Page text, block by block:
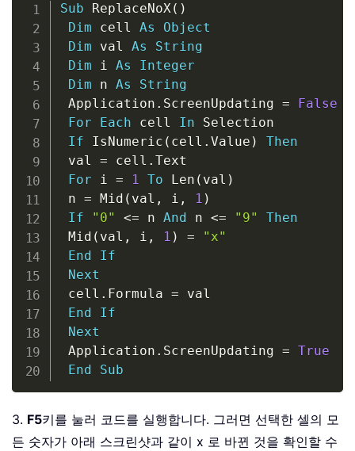
Sub ReplaceNoX( )
Dim cell As
Object
Dim val As
String
Dim i As
Integer
Dim n As
String
Application . ScreenUpdating =
False
For
Each cell In Selection
If IsNumeric ( cell . Value )
Then
val = cell . Text
For i = 1 To Len ( val )
n = Mid ( val , i , 1 )
If
"0" <= n And n <= "9"
Then
Mid ( val , i , 1 ) =
"x"
End
If
Next
cell . Formula = val
End
If
Next
Application . ScreenUpdating = True
End
Sub
3. F5키를 눌러 코드를 실행합니다. 그러면 선택한 셀의 모
든 숫자가 아래 스크린샷과 같이 x 로 바뀐 것을 확인할 수